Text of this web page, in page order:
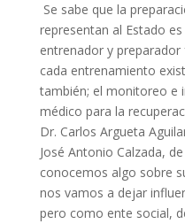
Se sabe que la
representan al Estado
entrenador y
cada entrenamiento
también; el monitoreo e
médico para la
Dr. Carlos Argueta
José Antonio Calzada,
conocemos algo sobre
nos vamos a dejar
pero como ente social,